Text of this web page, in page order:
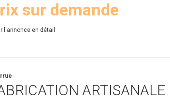
sur demande
l'annonce en détail
ARTISANALE